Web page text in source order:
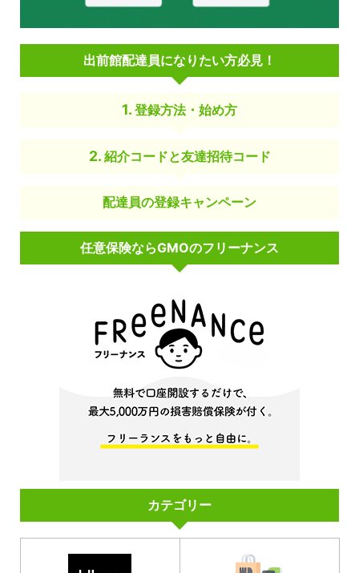
出前館配達員になりたい方必見！
登録方法・始め方
紹介コードと友達招待コード
配達員の登録キャンペーン
任意保険ならGMOのフリーナンス
カテゴリー